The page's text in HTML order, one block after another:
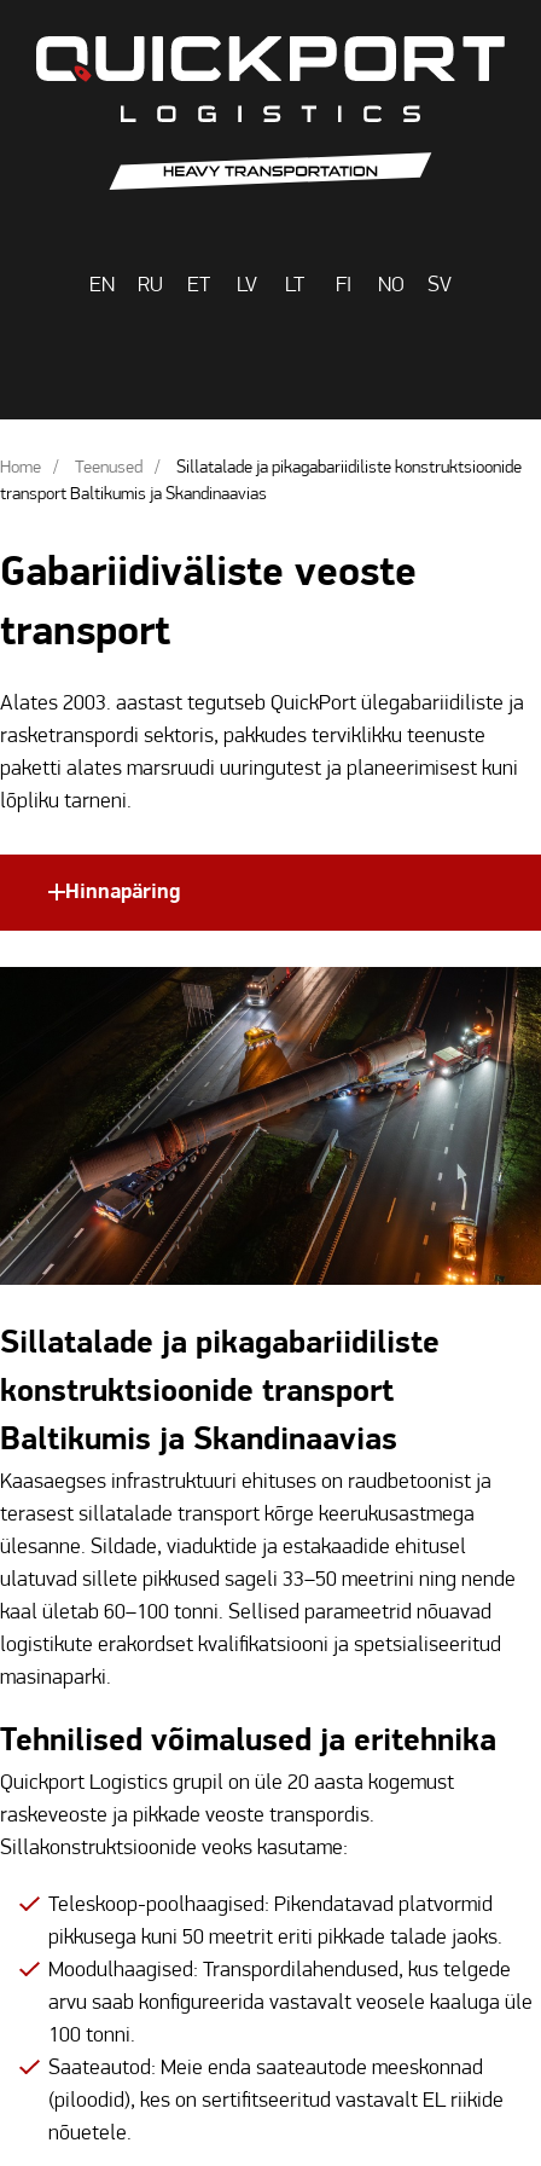
EN RU ET LV LT FI NO SV
Home Teenused
Sillatalade ja pikagabariidiliste konstruktsioonide
transport Baltikumis ja Skandinaavias
Gabariidiväliste veoste
transport
Alates 2003. aastast tegutseb QuickPort ülegabariidiliste ja
rasketranspordi sektoris, pakkudes terviklikku teenuste
paketti alates marsruudi uuringutest ja planeerimisest kuni
lõpliku tarneni.
Hinnapäring
Sillatalade ja pikagabariidiliste
konstruktsioonide transport
Baltikumis ja Skandinaavias
Kaasaegses infrastruktuuri ehituses on raudbetoonist ja
terasest sillatalade transport kõrge keerukusastmega
ülesanne. Sildade, viaduktide ja estakaadide ehitusel
ulatuvad sillete pikkused sageli 33–50 meetrini ning nende
kaal ületab 60–100 tonni. Sellised parameetrid nõuavad
logistikute erakordset kvalifikatsiooni ja spetsialiseeritud
masinaparki.
Tehnilised võimalused ja eritehnika
Quickport Logistics grupil on üle 20 aasta kogemust
raskeveoste ja pikkade veoste transpordis.
Sillakonstruktsioonide veoks kasutame:
Teleskoop-poolhaagised: Pikendatavad platvormid
pikkusega kuni 50 meetrit eriti pikkade talade jaoks.
Moodulhaagised: Transpordilahendused, kus telgede
arvu saab konfigureerida vastavalt veosele kaaluga üle
100 tonni.
Saateautod: Meie enda saateautode meeskonnad
(piloodid), kes on sertifitseeritud vastavalt EL riikide
nõuetele.